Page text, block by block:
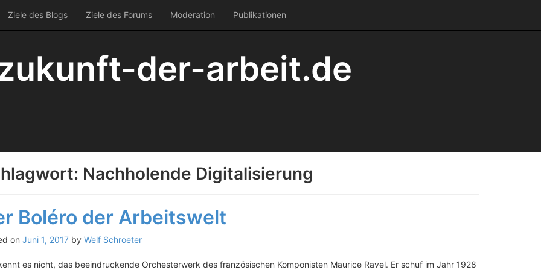
Ziele des Blogs Ziele des Forums Moderation Publikationen
der-arbeit.de
Nachholende Digitalisierung
Boléro der Arbeitswelt
on Juni 1, 2017by Welf Schroeter
es nicht, das beeindruckende Orchesterwerk des französischen Komponisten Maurice Ravel. Er schuf im Jahr 1928